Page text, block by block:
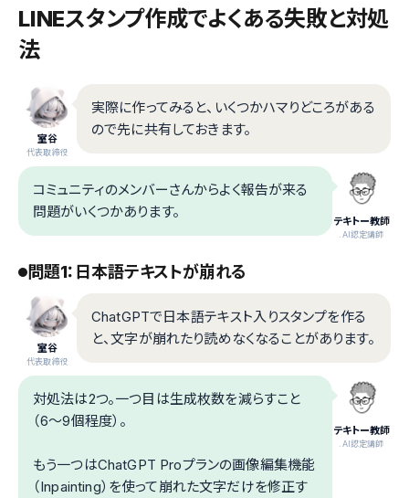
LINEスタンプ作成でよくある失敗と対処
法
室谷
代表取締役
実際に作ってみると、いくつかハマりどころがある
ので先に共有しておきます。
テキトー教師
.AI認定講師
コミュニティのメンバーさんからよく報告が来る
問題がいくつかあります。
問題1：日本語テキストが崩れる
室谷
代表取締役
ChatGPTで日本語テキスト入りスタンプを作る
と、文字が崩れたり読めなくなることがあります。
テキトー教師
.AI認定講師
対処法は2つ。一つ目は生成枚数を減らすこと
（6〜9個程度）。
もう一つはChatGPT Proプランの画像編集機能
（Inpainting）を使って崩れた文字だけを修正す